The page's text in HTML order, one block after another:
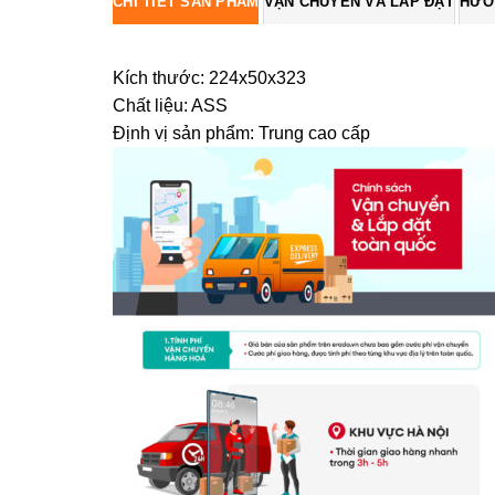
Kích thước: 224x50x323
Chất liệu: ASS
Định vị sản phẩm: Trung cao cấp